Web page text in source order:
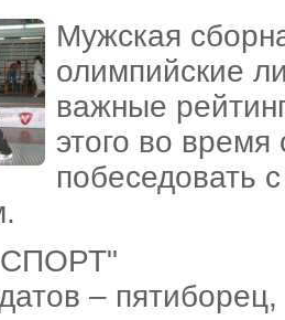
Мужская
олимпийские
важные
этого во
побеседовать
–